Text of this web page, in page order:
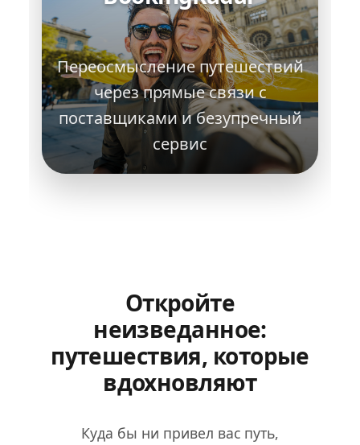
Переосмысление путешествий
через прямые связи с
поставщиками и безупречный
сервис
Откройте
неизведанное:
путешествия, которые
вдохновляют
Куда бы ни привел вас путь,